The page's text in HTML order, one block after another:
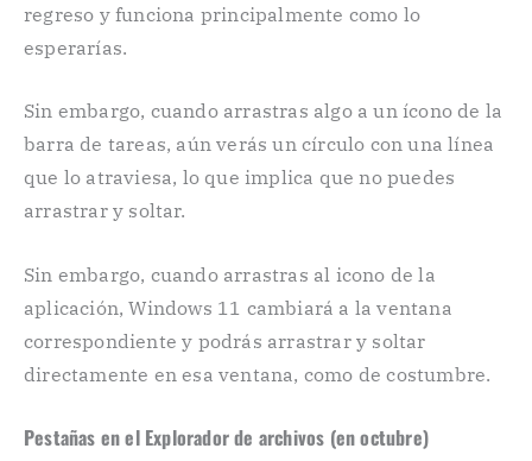
regreso y funciona principalmente como lo
esperarías.
Sin embargo, cuando arrastras algo a un ícono de la
barra de tareas, aún verás un círculo con una línea
que lo atraviesa, lo que implica que no puedes
arrastrar y soltar.
Sin embargo, cuando arrastras al icono de la
aplicación, Windows 11 cambiará a la ventana
correspondiente y podrás arrastrar y soltar
directamente en esa ventana, como de costumbre.
Pestañas en el Explorador de archivos (en octubre)